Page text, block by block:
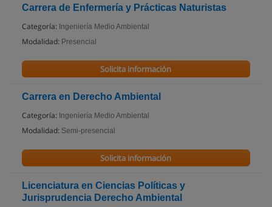
Carrera de Enfermería y Prácticas Naturistas
Categoría: Ingeniería Medio Ambiental
Modalidad: Presencial
Solicita información
Carrera en Derecho Ambiental
Categoría: Ingeniería Medio Ambiental
Modalidad: Semi-presencial
Solicita información
Licenciatura en Ciencias Políticas y
Jurisprudencia Derecho Ambiental